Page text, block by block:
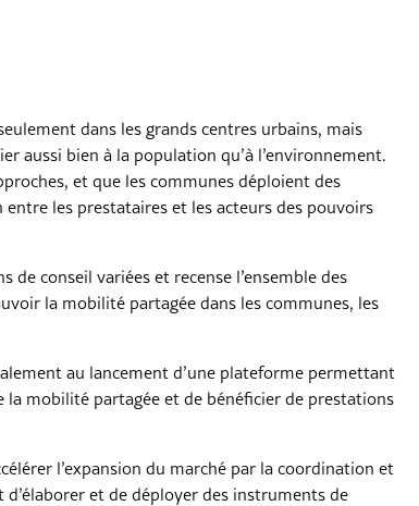
dans les grands centres urbains, mais
aussi bien à la population qu’à l’environnement.
et que les communes déploient des
les prestataires et les acteurs des pouvoirs
conseil variées et recense l’ensemble des
la mobilité partagée dans les communes, les
au lancement d’une plateforme permettant
la mobilité partagée et de bénéficier de prestations
l’expansion du marché par la coordination et
et de déployer des instruments de